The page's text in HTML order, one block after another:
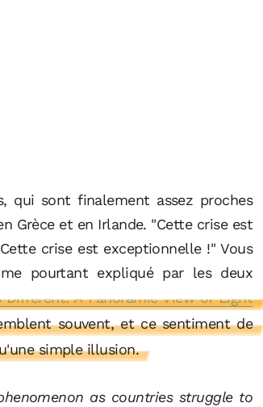
qui sont finalement assez proches
Grèce et en Irlande. "Cette crise est
crise est exceptionnelle !" Vous
pourtant expliqué par les deux
Different: A Panoramic View of Eight
souvent, et ce sentiment de
simple illusion.
as countries struggle to